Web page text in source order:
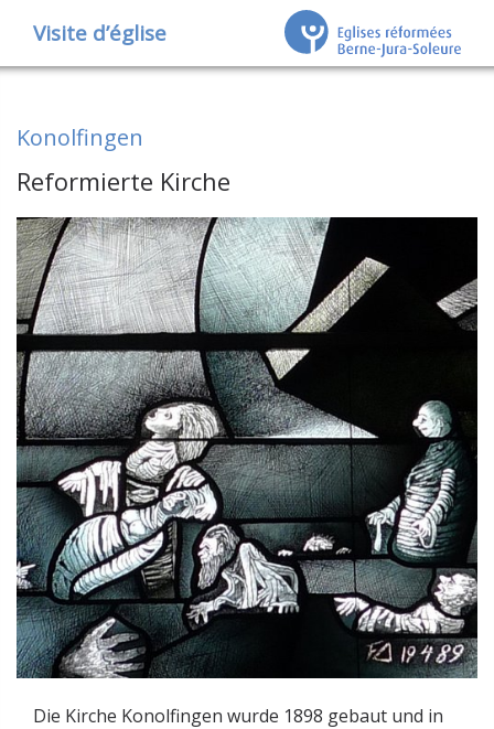
Visite d’église
Konolfingen
Reformierte Kirche
Die Kirche Konolfingen wurde 1898 gebaut und in